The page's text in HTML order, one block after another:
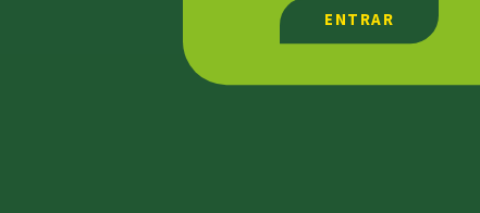
ENTRAR